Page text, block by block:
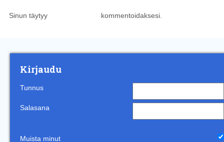
Sinun täytyy kommentoidaksesi.
Kirjaudu
Tunnus
Salasana
Muista minut